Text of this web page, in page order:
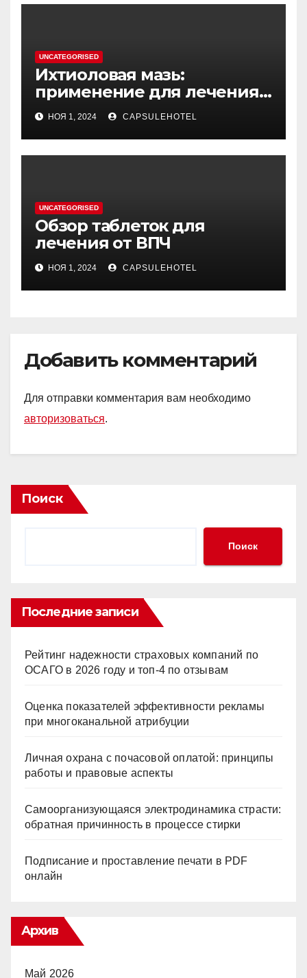
UNCATEGORISED
Ихтиоловая мазь:
применение для лечения
фурункулов
НОЯ 1, 2024 CAPSULEHOTEL
UNCATEGORISED
Обзор таблеток для
лечения от ВПЧ
НОЯ 1, 2024 CAPSULEHOTEL
Добавить комментарий
Для отправки комментария вам необходимо
авторизоваться.
Поиск
Поиск
Последние записи
Рейтинг надежности страховых компаний по
ОСАГО в 2026 году и топ-4 по отзывам
Оценка показателей эффективности рекламы
при многоканальной атрибуции
Личная охрана с почасовой оплатой: принципы
работы и правовые аспекты
Самоорганизующаяся электродинамика страсти:
обратная причинность в процессе стирки
Подписание и проставление печати в PDF
онлайн
Архив
Май 2026